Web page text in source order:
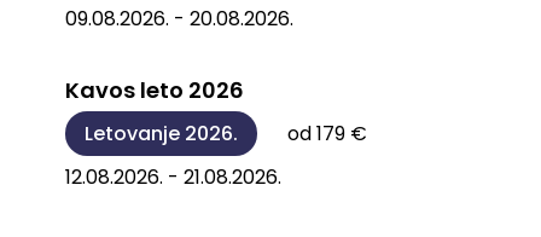
09.08.2026. - 20.08.2026.
Kavos leto 2026
Letovanje 2026.
od 179 €
12.08.2026. - 21.08.2026.